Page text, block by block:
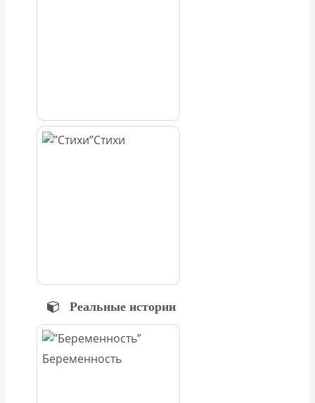
Стихи
Реальные истории
Беременность